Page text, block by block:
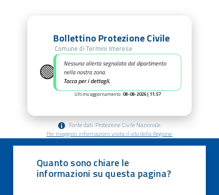
🟢
Bollettino Protezione Civile
Comune di Termini Imerese
Nessuna allerta segnalata dal dipartimento
nella nostra zona.
Tocca per i dettagli.
Ultimo aggiornamento: 08-08-2026 | 11:57
Fonte dati: Protezione Civile Nazionale.
Per maggiori informazioni visita il sito della Regione.
Quanto sono chiare le
informazioni su questa pagina?